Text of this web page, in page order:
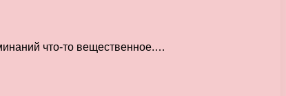
что-то вещественное.…